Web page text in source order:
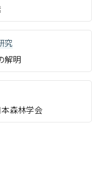
究
解明
森林学会